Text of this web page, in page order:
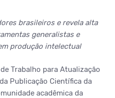
brasileiros e revela alta
generalistas e
produção intelectual
Trabalho para Atualização
Publicação Científica da
acadêmica da